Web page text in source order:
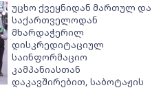
უცხო ქვეყნიდან მართულ და
საქართველოდან
მხარდაჭერილ
დისკრედიტაციულ
საინფორმაციო
კამპანიასთან
დაკავშირებით, საბოტაჟის